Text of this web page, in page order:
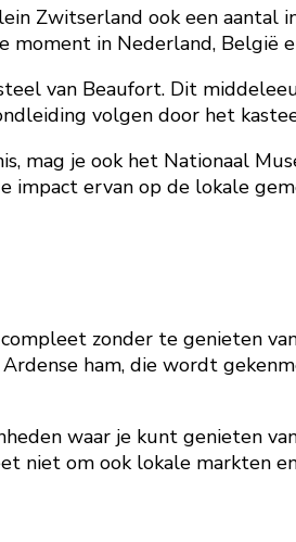
Zwitserland ook een
in Nederland, België
van Beaufort. Dit
volgen door het
mag je ook het Nationaal
impact ervan op de lokale
zonder te genieten
ham, die wordt
waar je kunt genieten
niet om ook lokale markten